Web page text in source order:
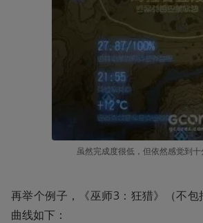
虽然完成度很低，但依然感觉到十
再举个例子，《巫师3：狂猎》（不包
曲线如下：